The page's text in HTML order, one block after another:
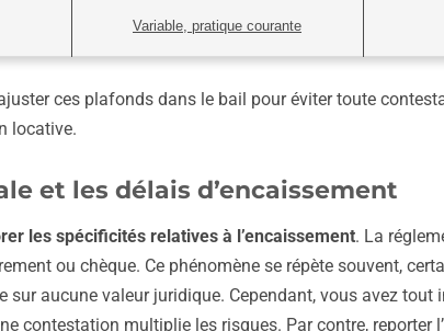
Variable, pratique courante
ces plafonds dans le bail pour éviter toute
locative.
et les délais d’encaissement
les spécificités relatives à l’encaissement. La
ou chèque. Ce phénomène se répète souvent,
sur aucune valeur juridique. Cependant, vous avez
contestation multiplie les risques. Par contre, reporter